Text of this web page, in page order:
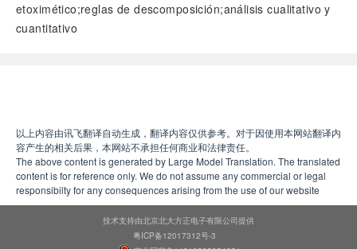
etoximético;reglas de descomposición;análisis cualitativo y
cuantitativo
以上内容由讯飞翻译自动生成，翻译内容仅供参考。对于因使用本网站翻译内
容产生的相关后果，本网站不承担任何商业和法律责任。
The above content is generated by Large Model Translation. The translated
content is for reference only. We do not assume any commercial or legal
responsibilty for any consequences arising from the use of our website
技术支持由北京北大方正电子有限公司提供
粤ICP备12017312号-3